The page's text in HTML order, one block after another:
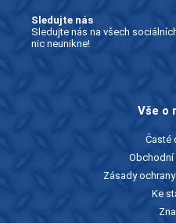
Sledujte nás
Sledujte nás na všech
nic neunikne!
Vše o
Časté
Zásady
Ke